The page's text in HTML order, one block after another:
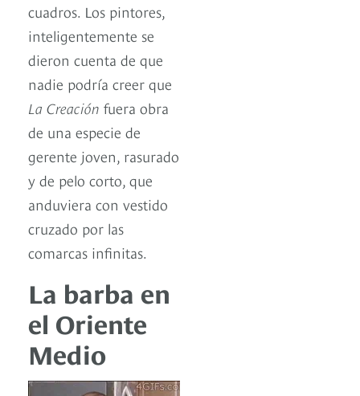
cuadros. Los pintores,
inteligentemente se
dieron cuenta de que
nadie podría creer que
La Creación fuera obra
de una especie de
gerente joven, rasurado
y de pelo corto, que
anduviera con vestido
cruzado por las
comarcas infinitas.
La barba en
el Oriente
Medio